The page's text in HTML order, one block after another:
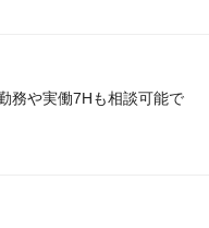
や実働7Hも相談可能で